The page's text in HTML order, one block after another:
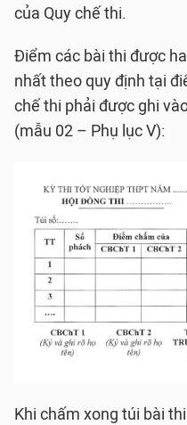
của Quy chế thi.
Điểm các bài thi được
nhất theo quy định tại
chế thi phải được ghi
(mẫu 02 – Phụ lục V):
Khi chấm xong túi bài